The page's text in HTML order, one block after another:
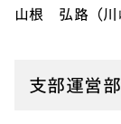
山根 弘路（川
支部運営